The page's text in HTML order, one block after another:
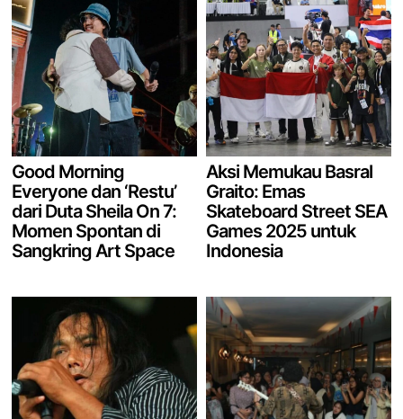
Good Morning
Everyone dan ‘Restu’
dari Duta Sheila On 7:
Momen Spontan di
Sangkring Art Space
Aksi Memukau Basral
Graito: Emas
Skateboard Street SEA
Games 2025 untuk
Indonesia